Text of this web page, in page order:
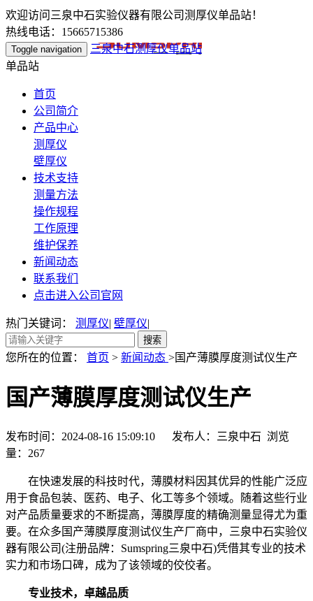
欢迎访问三泉中石实验仪器有限公司测厚仪单品站！
热线电话：15665715386
Toggle navigation
三泉中石测厚仪单品站
单品站
首页
公司简介
产品中心
测厚仪
壁厚仪
技术支持
测量方法
操作规程
工作原理
维护保养
新闻动态
联系我们
点击进入公司官网
热门关键词： 测厚仪| 壁厚仪|
您所在的位置： 首页 > 新闻动态 >国产薄膜厚度测试仪生产
国产薄膜厚度测试仪生产
发布时间：2024-08-16 15:09:10 发布人：三泉中石 浏览
量： 267
在快速发展的科技时代，薄膜材料因其优异的性能广泛应
用于食品包装、医药、电子、化工等多个领域。随着这些行业
对产品质量要求的不断提高，薄膜厚度的精确测量显得尤为重
要。在众多国产薄膜厚度测试仪生产厂商中，三泉中石实验仪
器有限公司(注册品牌：Sumspring三泉中石)凭借其专业的技术
实力和市场口碑，成为了该领域的佼佼者。
专业技术，卓越品质